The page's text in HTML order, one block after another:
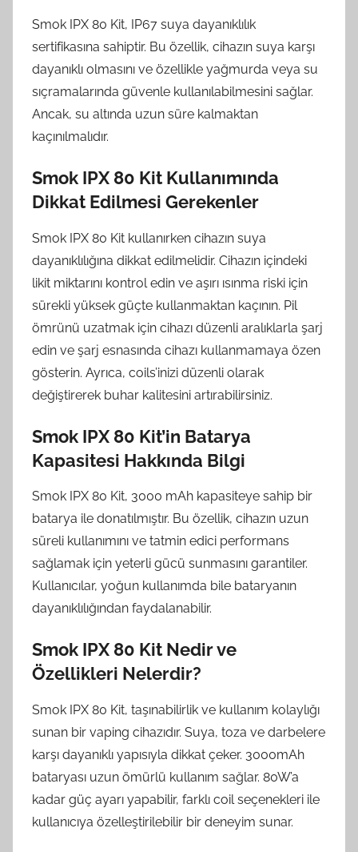
Smok IPX 80 Kit, IP67 suya dayanıklılık
sertifikasına sahiptir. Bu özellik, cihazın suya karşı
dayanıklı olmasını ve özellikle yağmurda veya su
sıçramalarında güvenle kullanılabilmesini sağlar.
Ancak, su altında uzun süre kalmaktan
kaçınılmalıdır.
Smok IPX 80 Kit Kullanımında
Dikkat Edilmesi Gerekenler
Smok IPX 80 Kit kullanırken cihazın suya
dayanıklılığına dikkat edilmelidir. Cihazın içindeki
likit miktarını kontrol edin ve aşırı ısınma riski için
sürekli yüksek güçte kullanmaktan kaçının. Pil
ömrünü uzatmak için cihazı düzenli aralıklarla şarj
edin ve şarj esnasında cihazı kullanmamaya özen
gösterin. Ayrıca, coils’inizi düzenli olarak
değiştirerek buhar kalitesini artırabilirsiniz.
Smok IPX 80 Kit’in Batarya
Kapasitesi Hakkında Bilgi
Smok IPX 80 Kit, 3000 mAh kapasiteye sahip bir
batarya ile donatılmıştır. Bu özellik, cihazın uzun
süreli kullanımını ve tatmin edici performans
sağlamak için yeterli gücü sunmasını garantiler.
Kullanıcılar, yoğun kullanımda bile bataryanın
dayanıklılığından faydalanabilir.
Smok IPX 80 Kit Nedir ve
Özellikleri Nelerdir?
Smok IPX 80 Kit, taşınabilirlik ve kullanım kolaylığı
sunan bir vaping cihazıdır. Suya, toza ve darbelere
karşı dayanıklı yapısıyla dikkat çeker. 3000mAh
bataryası uzun ömürlü kullanım sağlar. 80W’a
kadar güç ayarı yapabilir, farklı coil seçenekleri ile
kullanıcıya özelleştirilebilir bir deneyim sunar.